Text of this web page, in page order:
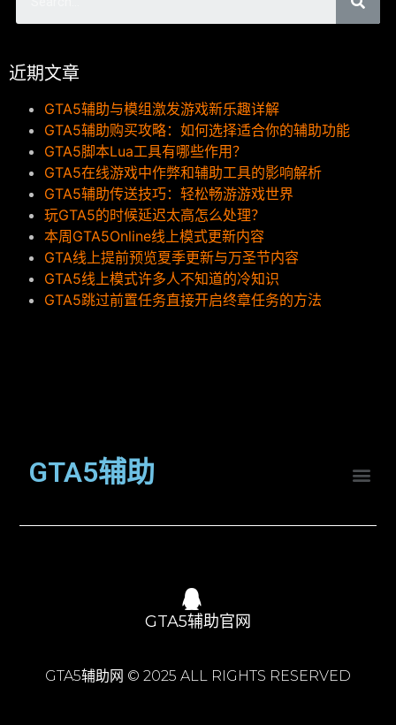
近期文章
GTA5辅助与模组激发游戏新乐趣详解
GTA5辅助购买攻略：如何选择适合你的辅助功能
GTA5脚本Lua工具有哪些作用？
GTA5在线游戏中作弊和辅助工具的影响解析
GTA5辅助传送技巧：轻松畅游游戏世界
玩GTA5的时候延迟太高怎么处理？
本周GTA5Online线上模式更新内容
GTA线上提前预览夏季更新与万圣节内容
GTA5线上模式许多人不知道的冷知识
GTA5跳过前置任务直接开启终章任务的方法
GTA5辅助
GTA5辅助官网
GTA5辅助网 © 2025 ALL RIGHTS RESERVED